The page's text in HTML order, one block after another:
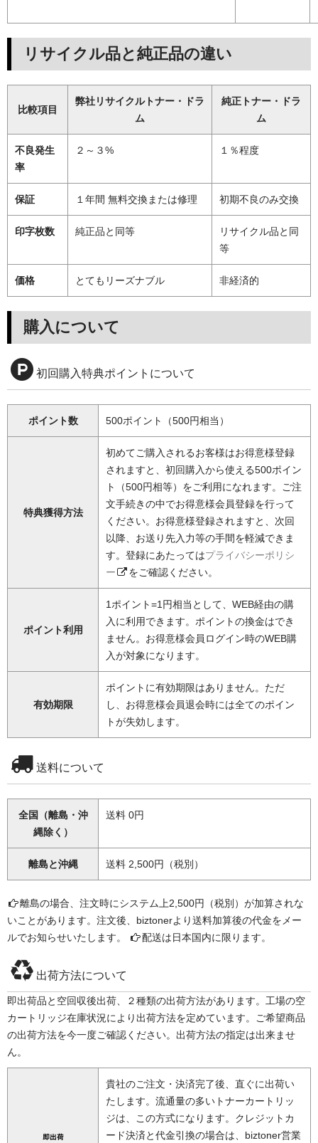
リサイクル品と純正品の違い
比較項目
弊社リサイクルトナー・ドラ
ム
純正トナー・ドラ
ム
不良発生
率
２～３% １％程度
保証 １年間 無料交換または修理 初期不良のみ交換
印字枚数 純正品と同等
リサイクル品と同
等
価格 とてもリーズナブル 非経済的
購入について
初回購入特典ポイントについて
ポイント数 500ポイント（500円相当）
特典獲得方法
初めてご購入されるお客様はお得意様登録
されますと、初回購入から使える500ポイン
ト（500円相等）をご利用になれます。ご注
文手続きの中でお得意様会員登録を行って
ください。お得意様登録されますと、次回
以降、お送り先入力等の手間を軽減できま
す。登録にあたってはプライバシーポリシ
ー
をご確認ください。
ポイント利用
1ポイント=1円相当として、WEB経由の購
入に利用できます。ポイントの換金はでき
ません。お得意様会員ログイン時のWEB購
入が対象になります。
有効期限
ポイントに有効期限はありません。ただ
し、お得意様会員退会時には全てのポイン
トが失効します。
送料について
全国（離島・沖
縄除く）
送料 0円
離島と沖縄 送料 2,500円（税別）
離島の場合、注文時にシステム上2,500円（税別）が加算されな
いことがあります。注文後、biztonerより送料加算後の代金をメー
ルでお知らせいたします。
配送は日本国内に限ります。
出荷方法について
即出荷品と空回収後出荷、２種類の出荷方法があります。工場の空
カートリッジ在庫状況により出荷方法を定めています。ご希望商品
の出荷方法を今一度ご確認ください。出荷方法の指定は出来ませ
ん。
貴社のご注文・決済完了後、直ぐに出荷い
たします。流通量の多いトナーカートリッ
ジは、この方式になります。クレジットカ
ード決済と代金引換の場合は、biztoner営業